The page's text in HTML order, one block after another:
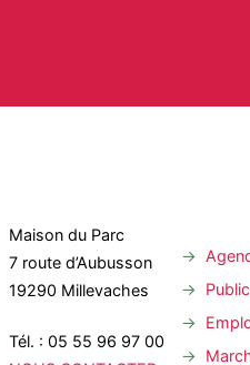
Maison du Parc
7 route d’Aubusson
19290 Millevaches
Tél. : 05 55 96 97 00